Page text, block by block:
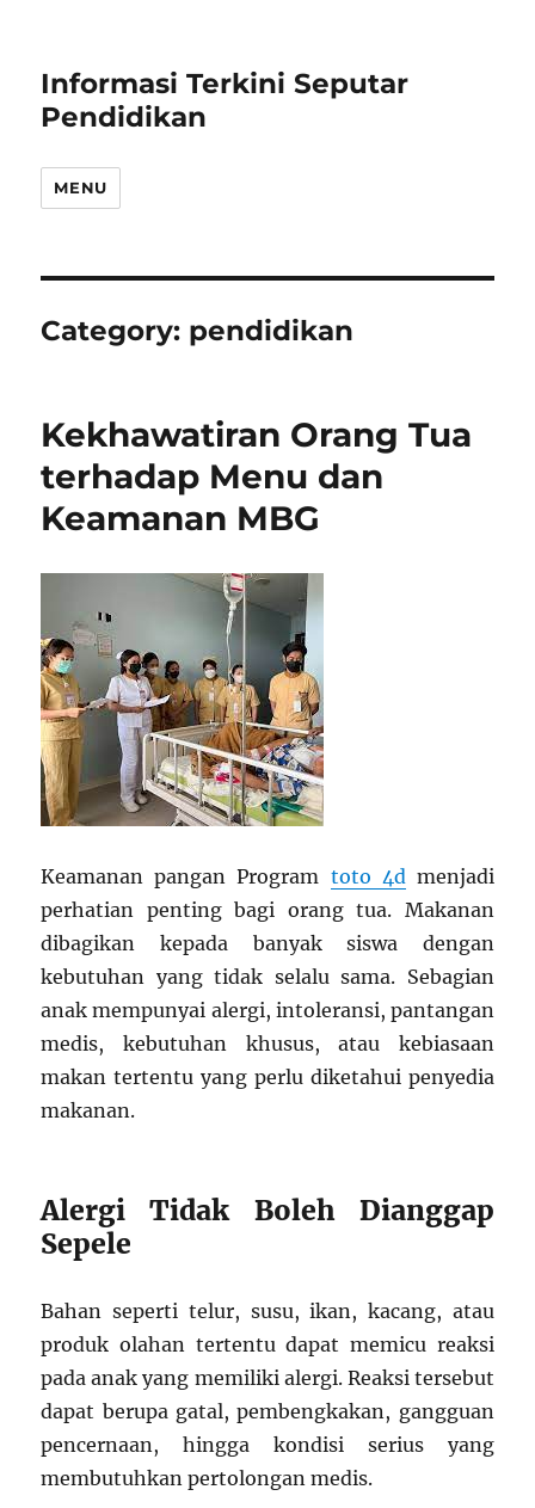
Informasi Terkini Seputar
Pendidikan
MENU
Category: pendidikan
Kekhawatiran Orang Tua
terhadap Menu dan
Keamanan MBG
Keamanan pangan Program toto 4dmenjadi
perhatian penting bagi orang tua. Makanan
dibagikan kepada banyak siswa dengan
kebutuhan yang tidak selalu sama. Sebagian
anak mempunyai alergi, intoleransi, pantangan
medis, kebutuhan khusus, atau kebiasaan
makan tertentu yang perlu diketahui penyedia
makanan.
Alergi Tidak Boleh Dianggap
Sepele
Bahan seperti telur, susu, ikan, kacang, atau
produk olahan tertentu dapat memicu reaksi
pada anak yang memiliki alergi. Reaksi tersebut
dapat berupa gatal, pembengkakan, gangguan
pencernaan, hingga kondisi serius yang
membutuhkan pertolongan medis.